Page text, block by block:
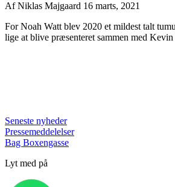
AfNiklas Majgaard 16 marts, 2021
For Noah Watt blev 2020 et mildest talt
lige at blive præsenteret sammen med Kevin
Seneste nyheder
Pressemeddelelser
Bag Boxengasse
Lyt med på